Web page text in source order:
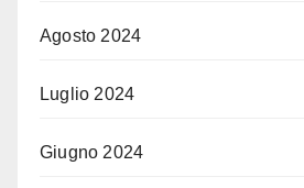
Agosto 2024
Luglio 2024
Giugno 2024